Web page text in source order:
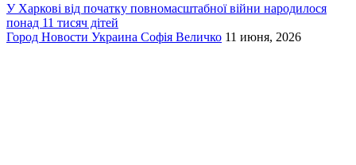
У Харкові від початку повномасштабної війни народилося
понад 11 тисяч дітей
Город Новости Украина Софія Величко 11 июня, 2026